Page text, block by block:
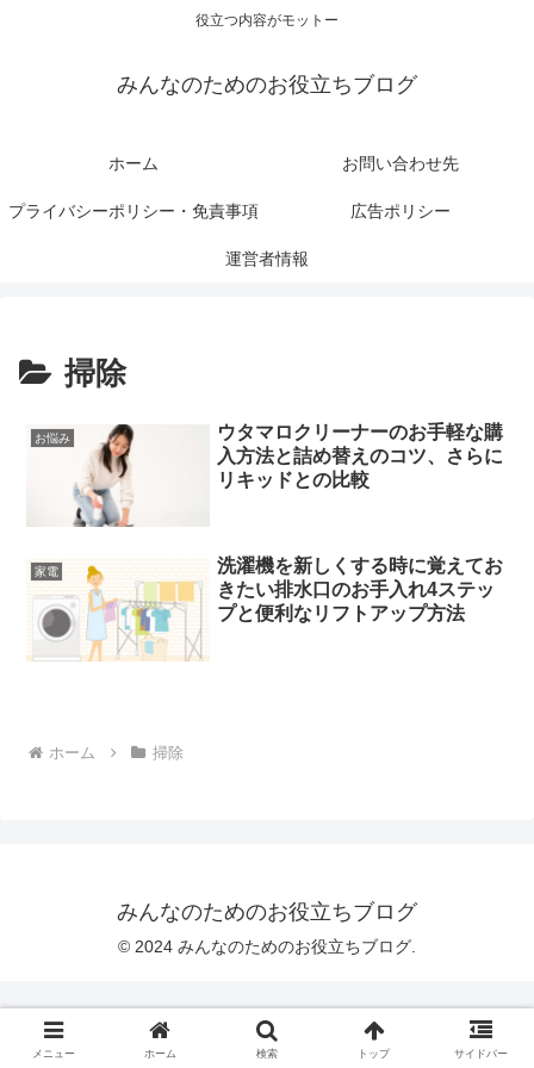
役立つ内容がモットー
みんなのためのお役立ちブログ
ホーム お問い合わせ先
プライバシーポリシー・免責事項 広告ポリシー
運営者情報
掃除
お悩み
ウタマロクリーナーのお手軽な購
入方法と詰め替えのコツ、さらに
リキッドとの比較
家電
洗濯機を新しくする時に覚えてお
きたい排水口のお手入れ4ステッ
プと便利なリフトアップ方法
ホーム 掃除
みんなのためのお役立ちブログ
© 2024 みんなのためのお役立ちブログ.
メニュー ホーム 検索 トップ サイドバー